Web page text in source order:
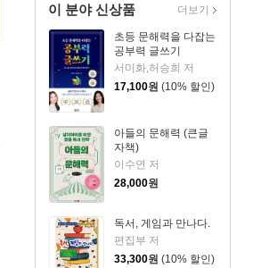
이 분야 신상품
초등 문해력을 다잡는
공부력 글쓰기
서미화,허승희 저
17,100원 (10% 할인)
아들의 문해력 (큰글
자책)
이수연 저
28,000원
독서, 게임과 만나다.
편집부 저
33,300원 (10% 할인)
더보기